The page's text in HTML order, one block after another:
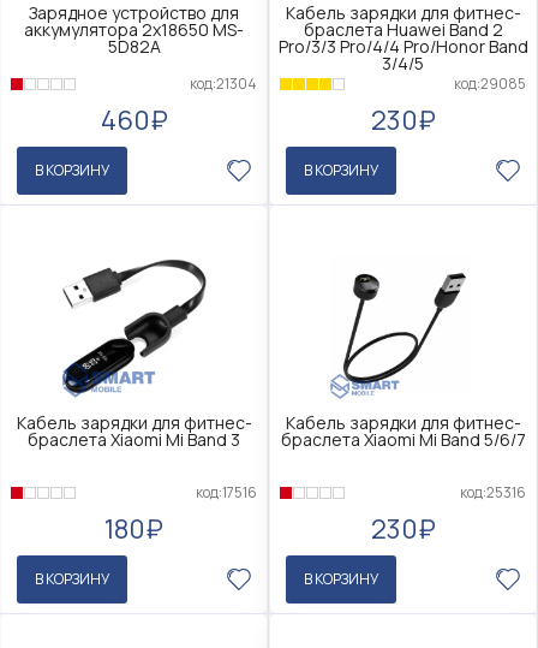
Зарядное устройство для
аккумулятора 2x18650 MS-
5D82A
код:21304
460₽
В КОРЗИНУ
Кабель зарядки для фитнес-
браслета Huawei Band 2
Pro/3/3 Pro/4/4 Pro/Honor Band
3/4/5
код:29085
230₽
В КОРЗИНУ
Кабель зарядки для фитнес-
браслета Xiaomi Mi Band 3
код:17516
180₽
В КОРЗИНУ
Кабель зарядки для фитнес-
браслета Xiaomi Mi Band 5/6/7
код:25316
230₽
В КОРЗИНУ